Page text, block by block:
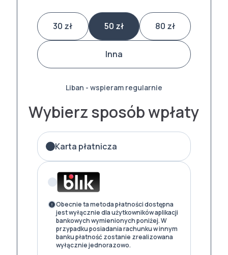
30 zł 50 zł 80 zł
Inna
Liban - wspieram regularnie
Wybierz sposób wpłaty
Karta płatnicza
Obecnie ta metoda płatności dostępna
jest wyłącznie dla użytkowników aplikacji
bankowych wymienionych poniżej. W
przypadku posiadania rachunku w innym
banku płatność zostanie zrealizowana
wyłącznie jednorazowo.